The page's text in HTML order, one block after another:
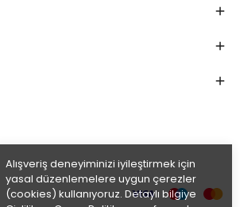
Alışveriş deneyiminizi iyileştirmek için
yasal düzenlemelere uygun çerezler
(cookies) kullanıyoruz. Detaylı bilgiye